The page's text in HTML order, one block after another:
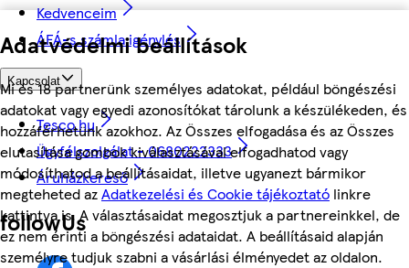
Adatvédelmi beállítások
Mi és 18 partnerünk személyes adatokat, például böngészési
adatokat vagy egyedi azonosítókat tárolunk a készülékeden, és
hozzáférhetünk azokhoz. Az Összes elfogadása és az Összes
elutasítása gombok kiválasztásával elfogadhatod vagy
módosíthatod a beállításaidat, illetve ugyanezt bármikor
megteheted azAdatkezelési és Cookie tájékoztató linkre
kattintva is. A választásaidat megosztjuk a partnereinkkel, de
ez nem érinti a böngészési adataidat. A beállításaid alapján
személyre tudjuk szabni a vásárlási élményedet az oldalon.
Kedvenceim
ÁFÁ-s számla igénylés
Kapcsolat
Tesco.hu
Ügyfélszolgálat - 0680222333
Áruházkereső
followUs